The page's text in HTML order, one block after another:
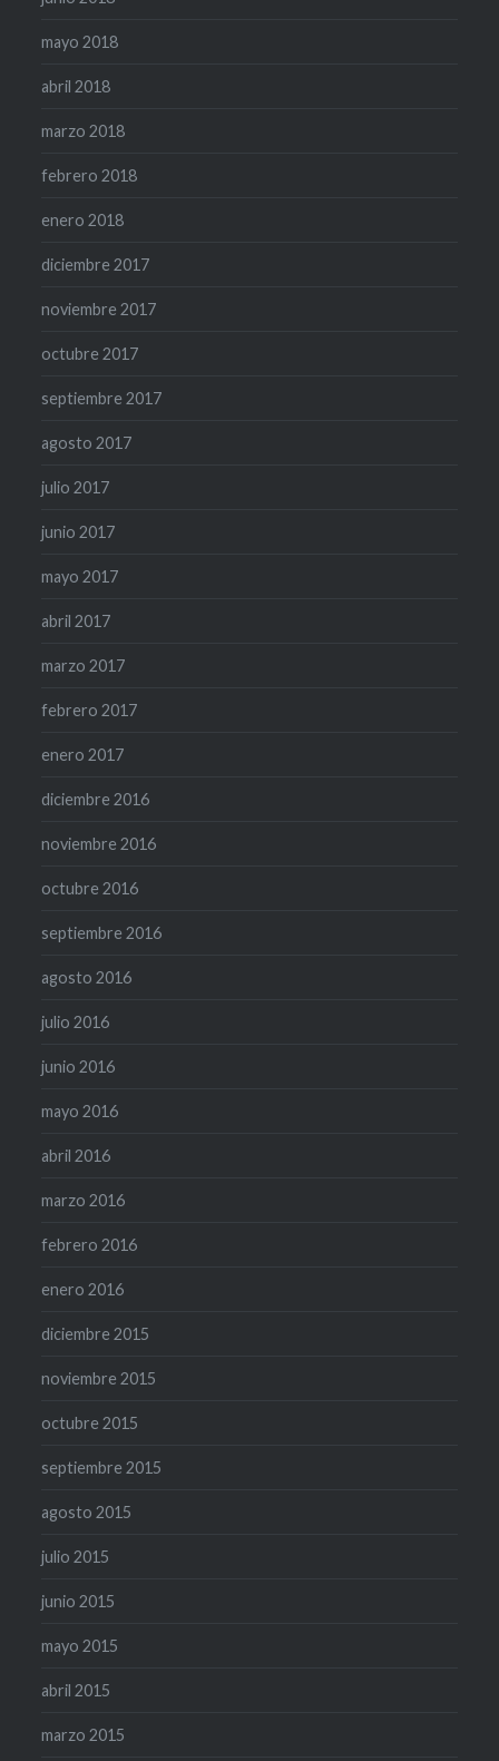
mayo 2018
abril 2018
marzo 2018
febrero 2018
enero 2018
diciembre 2017
noviembre 2017
octubre 2017
septiembre 2017
agosto 2017
julio 2017
junio 2017
mayo 2017
abril 2017
marzo 2017
febrero 2017
enero 2017
diciembre 2016
noviembre 2016
octubre 2016
septiembre 2016
agosto 2016
julio 2016
junio 2016
mayo 2016
abril 2016
marzo 2016
febrero 2016
enero 2016
diciembre 2015
noviembre 2015
octubre 2015
septiembre 2015
agosto 2015
julio 2015
junio 2015
mayo 2015
abril 2015
marzo 2015